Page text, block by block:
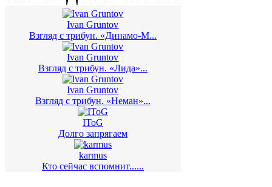
Ivan Gruntov
Взгляд с трибун. «Динамо-М...
Ivan Gruntov
Взгляд с трибун. «Лида»...
Ivan Gruntov
Взгляд с трибун. «Неман»...
IToG
Долго запрягаем
karmus
Кто сейчас вспомнит......